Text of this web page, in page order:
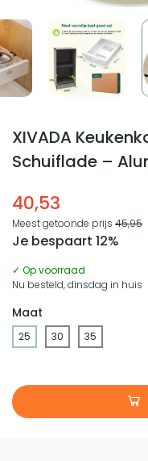
XIVADA
Schuiflade –
40,53
Meest getoonde prijs 45,95
Je bespaart 12%
✓ Op voorraad
Nu besteld, dinsdag in huis
Maat
25 30 35